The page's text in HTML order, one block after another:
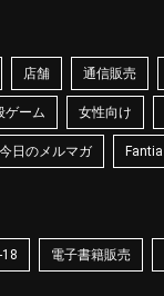
店舗 通信販売
ゲーム 女性向け
今日のメルマガ Fantia
電子書籍販売